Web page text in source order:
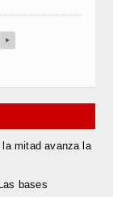
▸
la mitad avanza la
bases